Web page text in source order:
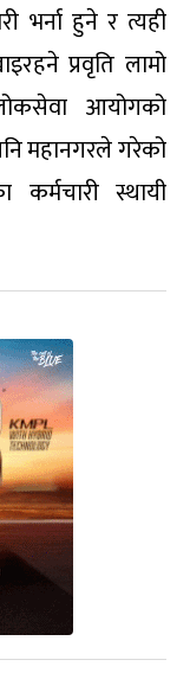
भर्ना हुने र त्यही
प्रवृति लामो
आयोगको
महानगरले गरेको
कर्मचारी स्थायी